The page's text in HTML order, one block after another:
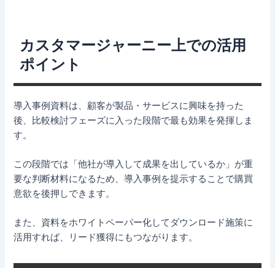
カスタマージャーニー上での活用
ポイント
導入事例資料は、顧客が製品・サービスに興味を持った
後、比較検討フェーズに入った段階で最も効果を発揮しま
す。
この段階では「他社が導入して成果を出しているか」が重
要な判断材料になるため、導入事例を提示することで購買
意欲を後押しできます。
また、資料をホワイトペーパー化してダウンロード施策に
活用すれば、リード獲得にもつながります。